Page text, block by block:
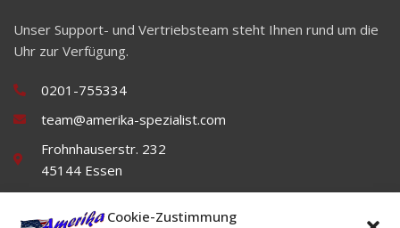
Cookie-Zustimmung
Unser Support- und Vertriebsteam steht Ihnen rund um die
Uhr zur Verfügung.
0201-755334
team@amerika-spezialist.com
Frohnhauserstr. 232
45144 Essen